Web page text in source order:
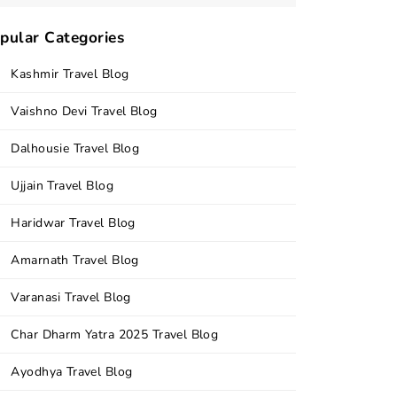
Categories
Kashmir Travel Blog
Vaishno Devi Travel Blog
Dalhousie Travel Blog
Ujjain Travel Blog
Haridwar Travel Blog
Amarnath Travel Blog
Varanasi Travel Blog
Char Dharm Yatra 2025 Travel Blog
Ayodhya Travel Blog